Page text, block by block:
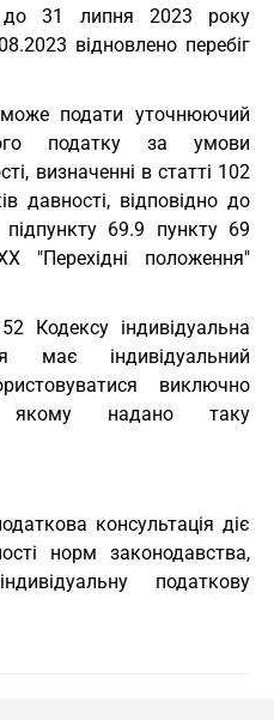
31 липня 2023 року
відновлено перебіг
подати уточнюючий
податку за умови
визначенні в статті 102
давності, відповідно до
69.9 пункту 69
"Перехідні положення"
Кодексу індивідуальна
має індивідуальний
виключно
якому надано таку
консультація діє
норм законодавства,
податкову